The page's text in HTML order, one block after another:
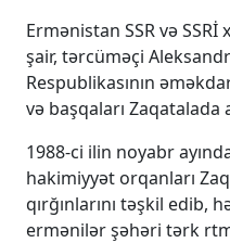
Ermənistan SSR və
şair, tərcüməçi
Respublikasının
və başqaları Zaqatalada
1988-ci ilin noyabr
hakimiyyət orqanları
qırğınlarını təşkil edib,
ermənilər şəhəri tərk